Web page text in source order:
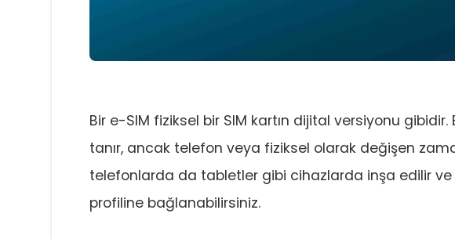
Bir e-SIM fiziksel bir SIM kartın dijital versiyonu
tanır, ancak telefon veya fiziksel olarak değişen
telefonlarda da tabletler gibi cihazlarda inşa edilir
profiline bağlanabilirsiniz.